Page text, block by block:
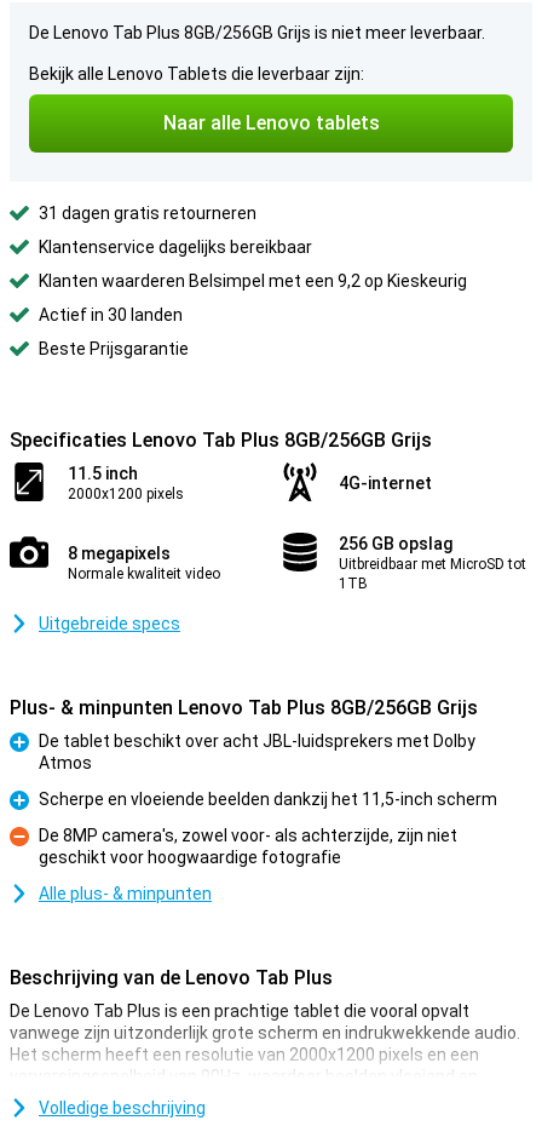
De Lenovo Tab Plus 8GB/256GB Grijs is niet meer leverbaar.
Bekijk alle Lenovo Tablets die leverbaar zijn:
Naar alle Lenovo tablets
31 dagen gratis retourneren
Klantenservice dagelijks bereikbaar
Klanten waarderen Belsimpel met een 9,2 op Kieskeurig
Actief in 30 landen
Beste Prijsgarantie
Specificaties Lenovo Tab Plus 8GB/256GB Grijs
11.5 inch
2000x1200 pixels
4G-internet
8 megapixels
Normale kwaliteit video
256 GB opslag
Uitbreidbaar met MicroSD tot
1TB
Uitgebreide specs
Plus- & minpunten Lenovo Tab Plus 8GB/256GB Grijs
Pluspunt
De tablet beschikt over acht JBL-luidsprekers met Dolby
Atmos
Pluspunt
Scherpe en vloeiende beelden dankzij het 11,5-inch scherm
Minpunt
De 8MP camera's, zowel voor- als achterzijde, zijn niet
geschikt voor hoogwaardige fotografie​
Alle plus- & minpunten
Beschrijving van de Lenovo Tab Plus
De Lenovo Tab Plus is een prachtige tablet die vooral opvalt
vanwege zijn uitzonderlijk grote scherm en indrukwekkende audio.
Het scherm heeft een resolutie van 2000x1200 pixels en een
verversingssnelheid van 90Hz, waardoor beelden vloeiend en
scherp zijn. Om dit scherm optimaal te benutten, is de tablet
uitgerust met een MediaTek Helio G99 processor. Daarnaast
Volledige beschrijving